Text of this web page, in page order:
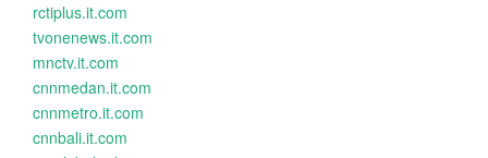
rctiplus.it.com
tvonenews.it.com
mnctv.it.com
cnnmedan.it.com
cnnmetro.it.com
cnnbali.it.com